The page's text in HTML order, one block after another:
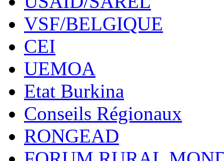
VSF/BELGIQUE
CEI
UEMOA
Etat Burkina
Conseils Régionaux
RONGEAD